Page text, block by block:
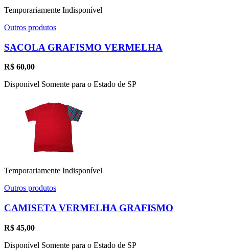
Temporariamente Indisponível
Outros produtos
SACOLA GRAFISMO VERMELHA
R$ 60,00
Disponível Somente para o Estado de SP
Temporariamente Indisponível
Outros produtos
CAMISETA VERMELHA GRAFISMO
R$ 45,00
Disponível Somente para o Estado de SP